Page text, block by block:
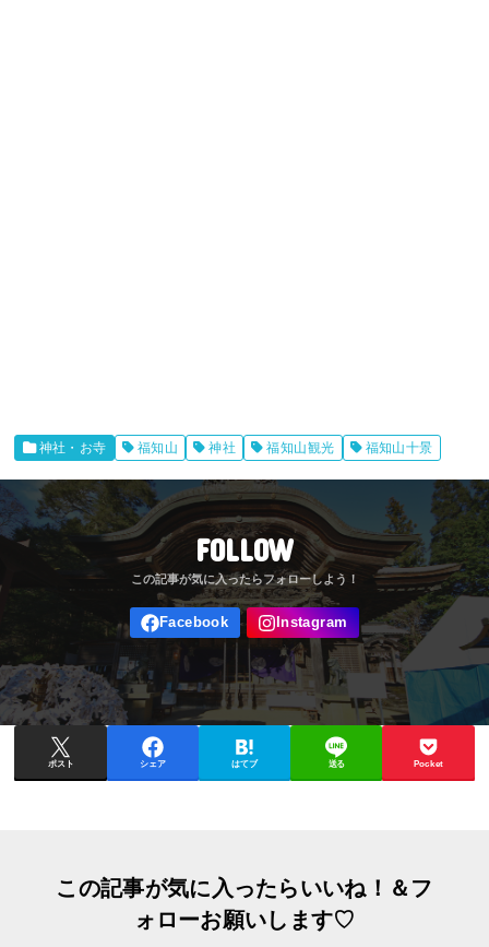
神社・お寺 福知山 神社 福知山観光 福知山十景
FOLLOW
ポスト シェア はてブ 送る Pocket
この記事が気に入ったらいいね！＆フ
ォローお願いします♡